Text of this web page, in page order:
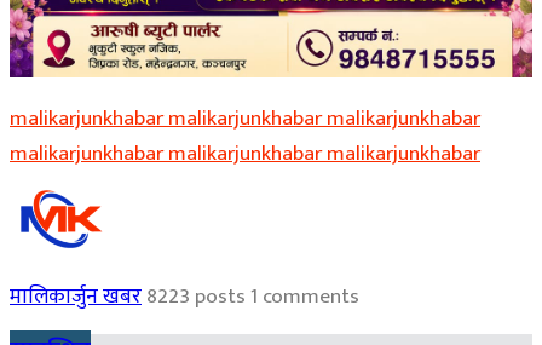
malikarjunkhabar malikarjunkhabar malikarjunkhabar
malikarjunkhabar malikarjunkhabar malikarjunkhabar
मालिकार्जुन खबर8223 posts1 comments